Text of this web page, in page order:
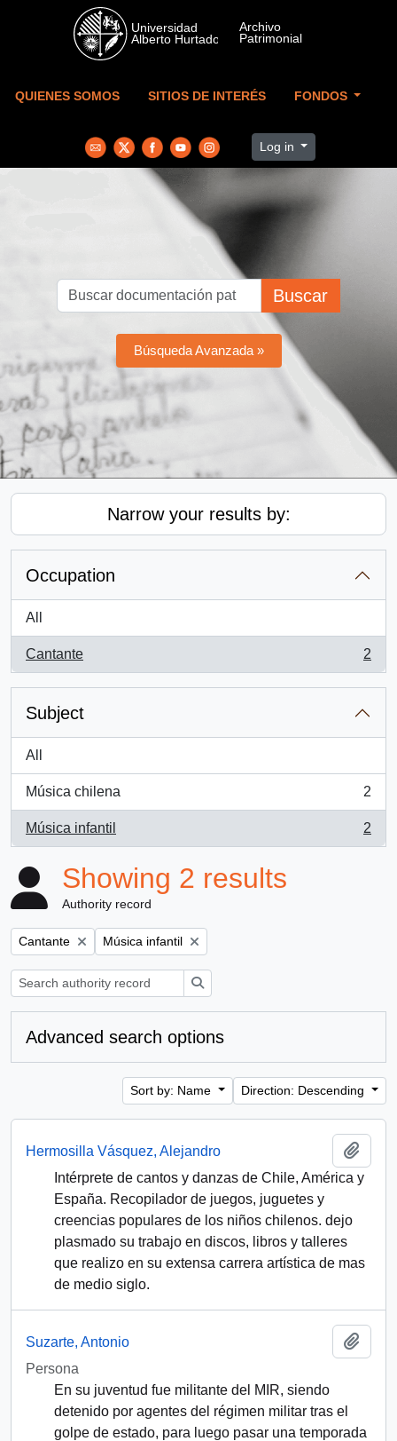
Skip to main content
QUIENES SOMOS SITIOS DE INTERÉS FONDOS
Log in
Buscar
Búsqueda Avanzada »
Narrow your results by:
Occupation
All
Cantante
, 2 results
2
Subject
All
Música chilena
, 2 results
2
Música infantil
, 2 results
2
Showing 2 results
Authority record
Remove filter:
Cantante Remove filter:
Música infantil
Advanced search options
Sort by: Name Direction: Descending
Hermosilla Vásquez, Alejandro
Intérprete de cantos y danzas de Chile, América y
España. Recopilador de juegos, juguetes y
creencias populares de los niños chilenos. dejo
plasmado su trabajo en discos, libros y talleres
que realizo en su extensa carrera artística de mas
de medio siglo.
Suzarte, Antonio
Persona
En su juventud fue militante del MIR, siendo
detenido por agentes del régimen militar tras el
golpe de estado, para luego pasar una temporada